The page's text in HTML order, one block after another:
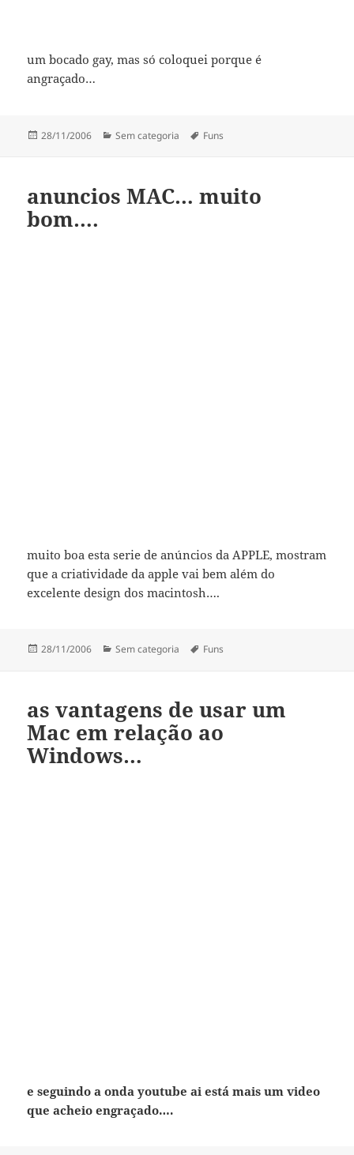
um bocado gay, mas só coloquei porque é
angraçado…
Publicado
28/11/2006 Categorias
Sem categoria Etiquetas
Funs
anuncios MAC… muito
bom….
muito boa esta serie de anúncios da APPLE, mostram
que a criatividade da apple vai bem além do
excelente design dos macintosh….
Publicado
28/11/2006 Categorias
Sem categoria Etiquetas
Funs
as vantagens de usar um
Mac em relação ao
Windows…
e seguindo a onda youtube ai está mais um video
que acheio engraçado….